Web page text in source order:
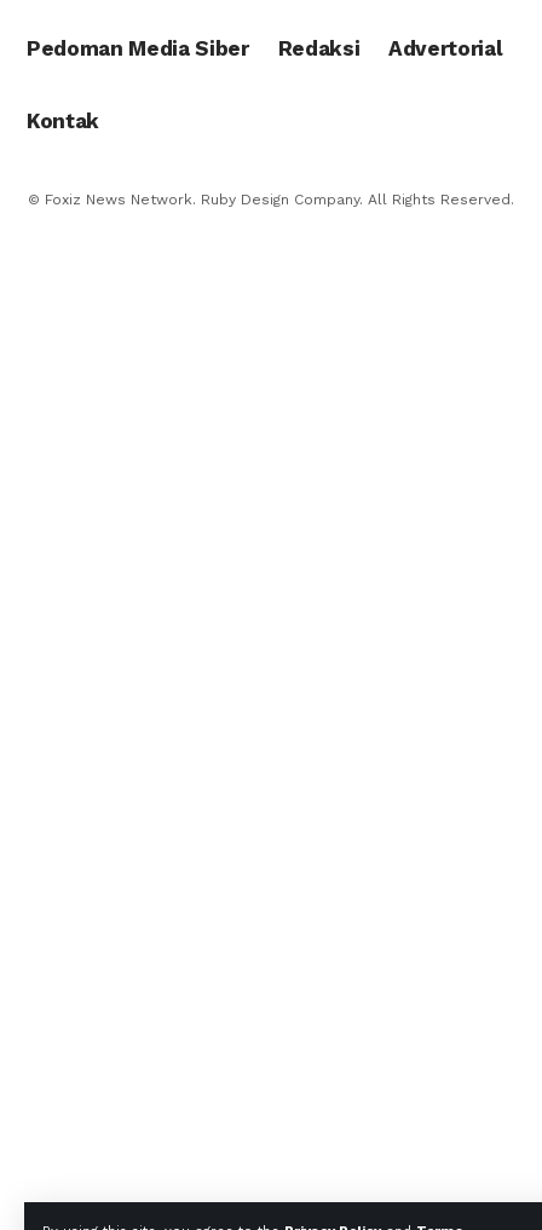
Pedoman Media Siber Redaksi Advertorial
Kontak
© Foxiz News Network. Ruby Design Company. All Rights Reserved.